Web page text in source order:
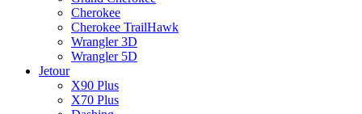
Cherokee
Cherokee TrailHawk
Wrangler 3D
Wrangler 5D
Jetour
X90 Plus
X70 Plus